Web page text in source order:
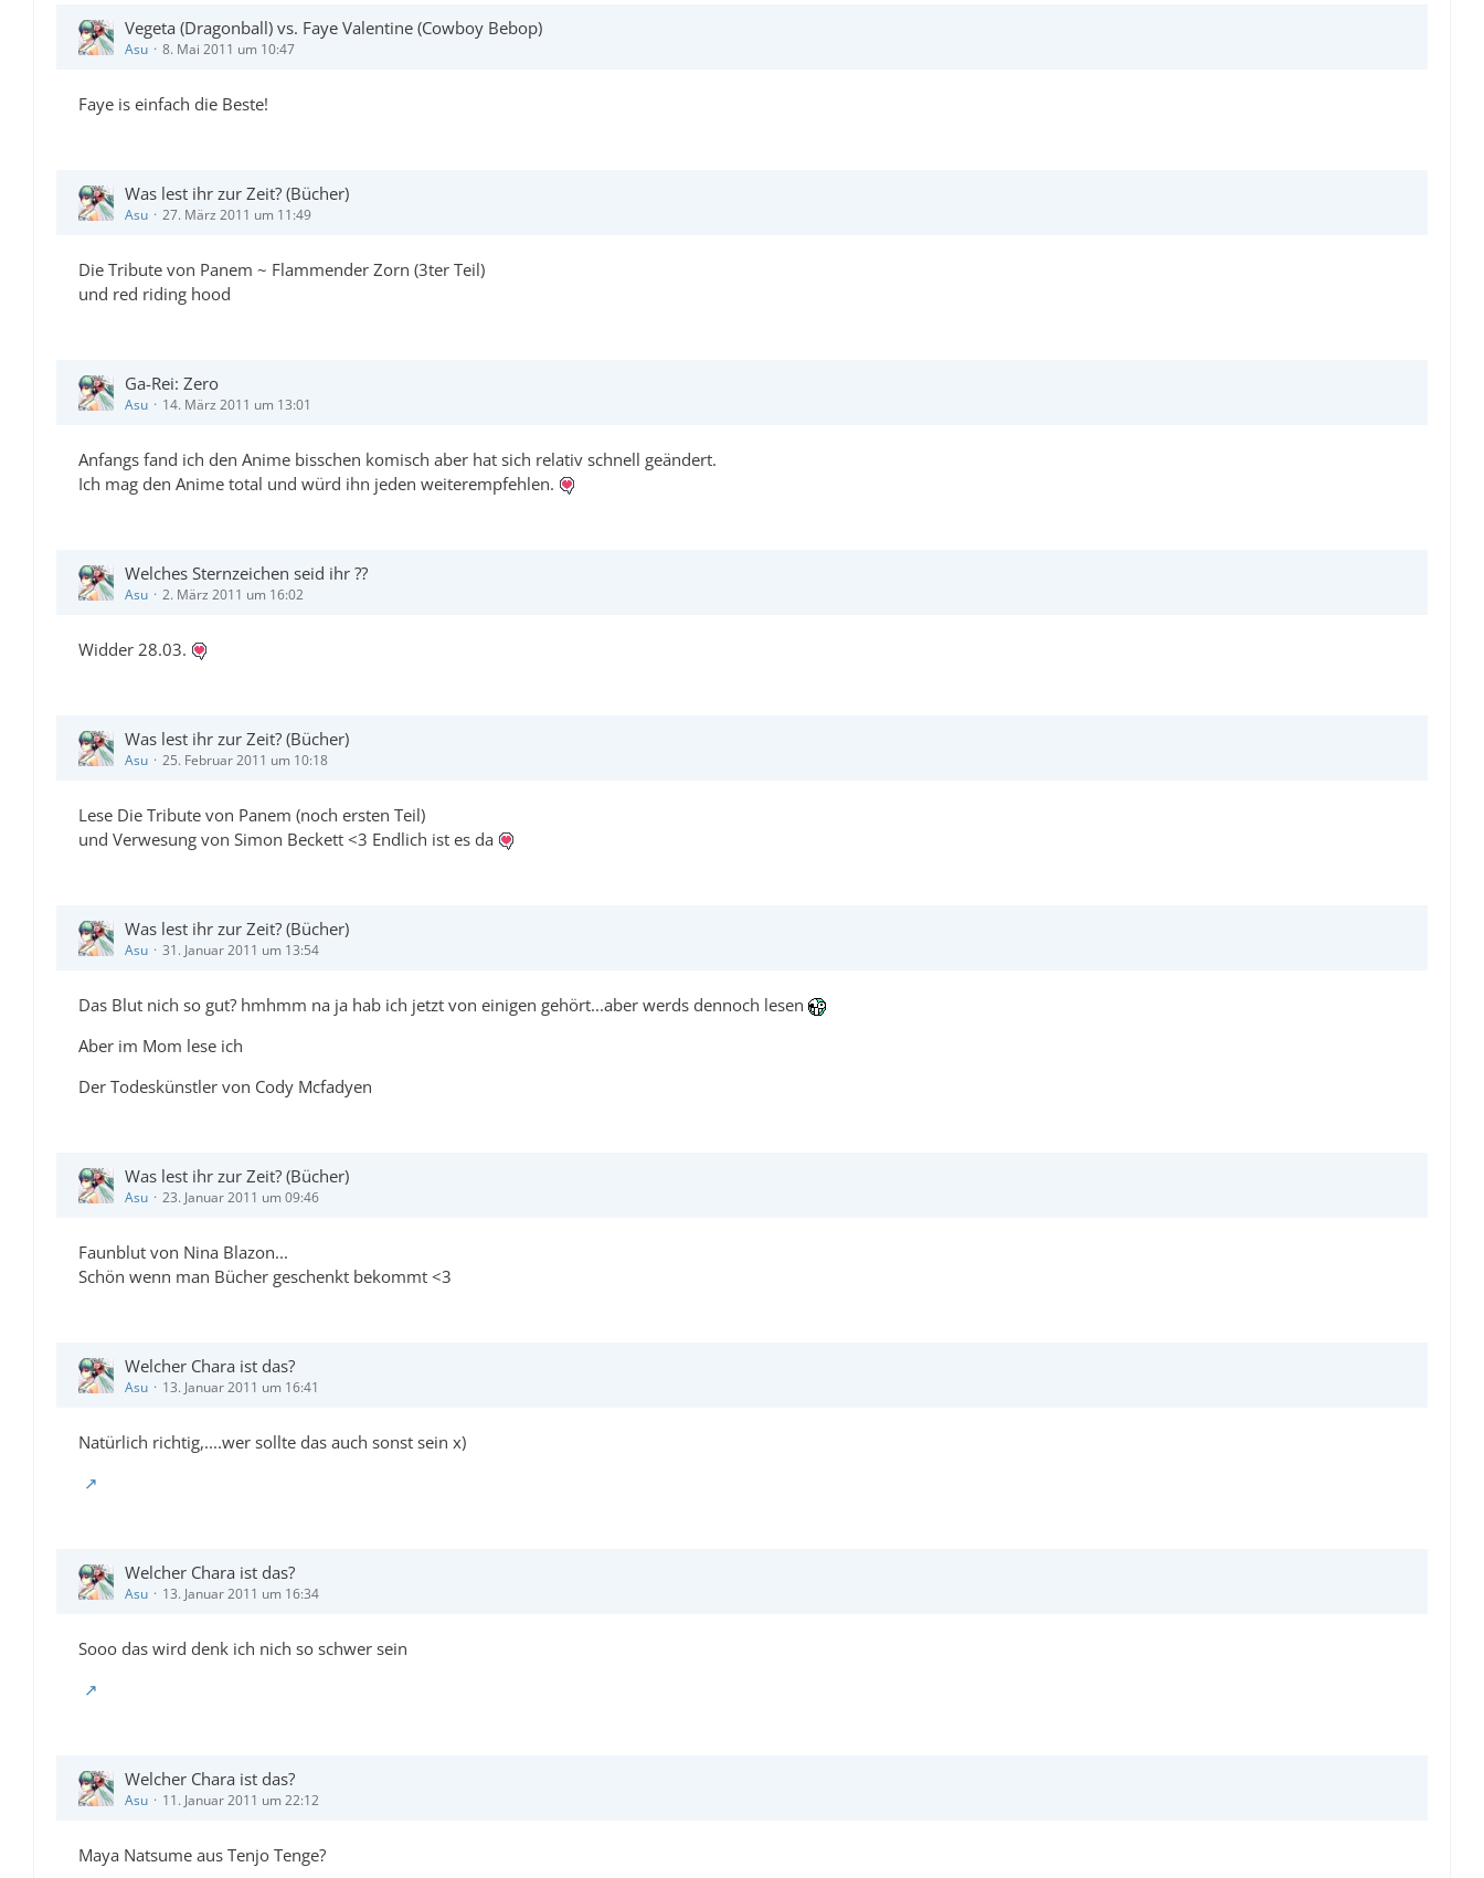
Vegeta (Dragonball) vs. Faye Valentine (Cowboy Bebop)
Asu 8. Mai 2011 um 10:47
Faye is einfach die Beste!
Was lest ihr zur Zeit? (Bücher)
Asu 27. März 2011 um 11:49
Die Tribute von Panem ~ Flammender Zorn (3ter Teil)
und red riding hood
Ga-Rei: Zero
Asu 14. März 2011 um 13:01
Anfangs fand ich den Anime bisschen komisch aber hat sich relativ schnell geändert.
Ich mag den Anime total und würd ihn jeden weiterempfehlen.
Welches Sternzeichen seid ihr ??
Asu 2. März 2011 um 16:02
Widder 28.03.
Was lest ihr zur Zeit? (Bücher)
Asu 25. Februar 2011 um 10:18
Lese Die Tribute von Panem (noch ersten Teil)
und Verwesung von Simon Beckett <3 Endlich ist es da
Was lest ihr zur Zeit? (Bücher)
Asu 31. Januar 2011 um 13:54
Das Blut nich so gut? hmhmm na ja hab ich jetzt von einigen gehört...aber werds dennoch lesen
Aber im Mom lese ich
Der Todeskünstler von Cody Mcfadyen
Was lest ihr zur Zeit? (Bücher)
Asu 23. Januar 2011 um 09:46
Faunblut von Nina Blazon...
Schön wenn man Bücher geschenkt bekommt <3
Welcher Chara ist das?
Asu 13. Januar 2011 um 16:41
Natürlich richtig,....wer sollte das auch sonst sein x)
Welcher Chara ist das?
Asu 13. Januar 2011 um 16:34
Sooo das wird denk ich nich so schwer sein
Welcher Chara ist das?
Asu 11. Januar 2011 um 22:12
Maya Natsume aus Tenjo Tenge?